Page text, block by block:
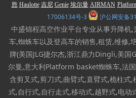
胜 Haulotte 吉尼 Genie 埃尔曼 AIRMAN
17006134号-3
沪公网安备
中盛锦程高空作业平台专业从事升降机
车,蜘蛛车以及登高车的销售,租赁,维修,
牌(美国JLG捷尔杰,浙江鼎力Dingli,美国
尔曼,意大利Platform basket蜘蛛车,法
含剪叉式,剪刀式,曲臂式,直臂式,桅柱式
式,自行式,自行走式,移动式,越野式,电动